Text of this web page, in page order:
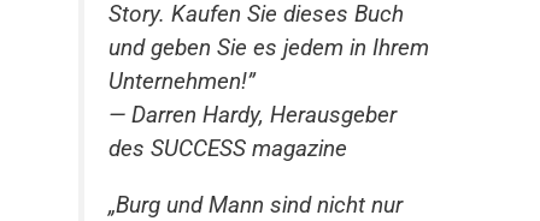
Story. Kaufen Sie dieses Buch
und geben Sie es jedem in Ihrem
Unternehmen!”
— Darren Hardy, Herausgeber
des SUCCESS magazine
„Burg und Mann sind nicht nur